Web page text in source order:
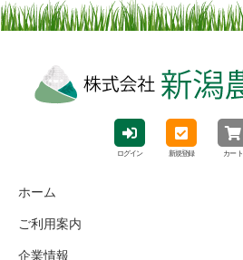
ログイン 新規登録 カート
ホーム
ご利用案内
企業情報